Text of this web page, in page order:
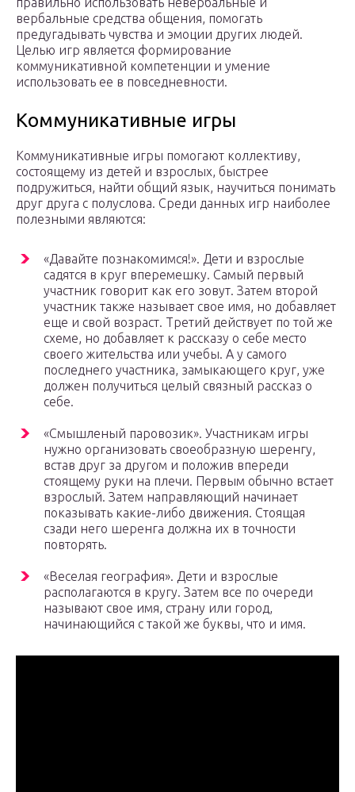
вербальные средства общения, помогать
предугадывать чувства и эмоции других людей.
Целью игр является формирование
коммуникативной компетенции и умение
использовать ее в повседневности.
Коммуникативные игры
Коммуникативные игры помогают коллективу,
состоящему из детей и взрослых, быстрее
подружиться, найти общий язык, научиться понимать
друг друга с полуслова. Среди данных игр наиболее
полезными являются:
«Давайте познакомимся!». Дети и взрослые
садятся в круг вперемешку. Самый первый
участник говорит как его зовут. Затем второй
участник также называет свое имя, но добавляет
еще и свой возраст. Третий действует по той же
схеме, но добавляет к рассказу о себе место
своего жительства или учебы. А у самого
последнего участника, замыкающего круг, уже
должен получиться целый связный рассказ о
себе.
«Смышленый паровозик». Участникам игры
нужно организовать своеобразную шеренгу,
встав друг за другом и положив впереди
стоящему руки на плечи. Первым обычно встает
взрослый. Затем направляющий начинает
показывать какие-либо движения. Стоящая
сзади него шеренга должна их в точности
повторять.
«Веселая география». Дети и взрослые
располагаются в кругу. Затем все по очереди
называют свое имя, страну или город,
начинающийся с такой же буквы, что и имя.